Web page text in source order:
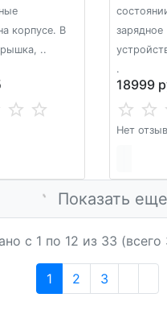
корпусе. В
..
заpядное
.
18999
Нет
Показать еще
с 1 по 12 из 33 (всего
1 2 3